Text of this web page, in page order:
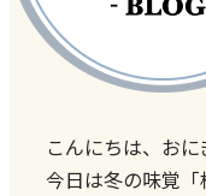
こんにちは、おに
今日は冬の味覚「